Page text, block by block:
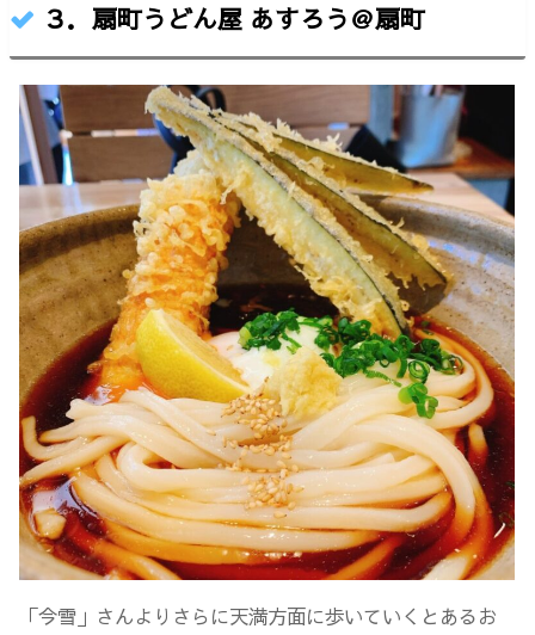
です。本日は梅田から徒歩15分ほど。扇町公園の近くに
ある隠れた讃岐うどんの名店へ。最初はどこにあるのか
ホントに迷いました。知ってる人じゃないと来ない...
３．扇町うどん屋 あすろう＠扇町
「今雪」さんよりさらに天満方面に歩いていくとあるお